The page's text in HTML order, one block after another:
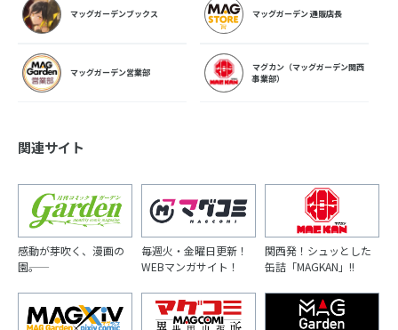
マッグガーデンブックス マッグガーデン 通販店長
マッグガーデン営業部
マグカン（マッグガーデン関西
事業部）
関連サイト
感動が芽吹く、漫画の
園――。
毎週火・金曜日更新！
WEBマンガサイト！
関西発！シュッとした
缶詰「MAGKAN」!!